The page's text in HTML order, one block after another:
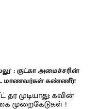
: குட்கா அமைச்சரின்
மாணவர்கள் கண்ணீர்!